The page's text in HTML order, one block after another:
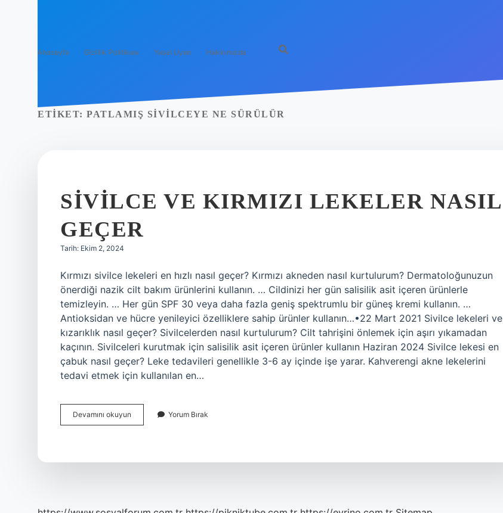
Anasayfa Gizlilik Politikası Yasal Uyarı Hakkımızda
ETIKET: PATLAMIŞ SIVILCEYE NE SÜRÜLÜR
SIVILCE VE KIRMIZI LEKELER NASIL
GEÇER
Tarih: Ekim 2, 2024
Kırmızı sivilce lekeleri en hızlı nasıl geçer? Kırmızı akneden nasıl kurtulurum? Dermatoloğunuzun
önerdiği nazik cilt bakım ürünlerini kullanın. … Cildinizi her gün salisilik asit içeren ürünlerle
temizleyin. … Her gün SPF 30 veya daha fazla geniş spektrumlu bir güneş kremi kullanın. …
Antioksidan ve hücre yenileyici özelliklere sahip ürünler kullanın…•22 Mart 2021 Sivilce lekeleri ve
kızarıklık nasıl geçer? Sivilcelerden nasıl kurtulurum? Cilt tahrişini önlemek için aşırı yıkamadan
kaçının. Sivilceleri kurutmak için salisilik asit içeren ürünler kullanın Haziran 2024 Sivilce lekesi en
çabuk nasıl geçer? Leke tedavileri genellikle 3-6 ay içinde işe yarar. Kahverengi akne lekelerini
tedavi etmek için kullanılan en…
Devamını okuyun
Ve
Yorum Bırak